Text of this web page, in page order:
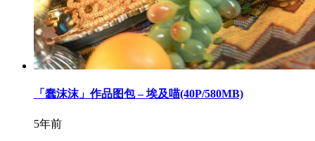
「蠢沫沫」作品图包 – 埃及喵(40P/580MB)
5年前